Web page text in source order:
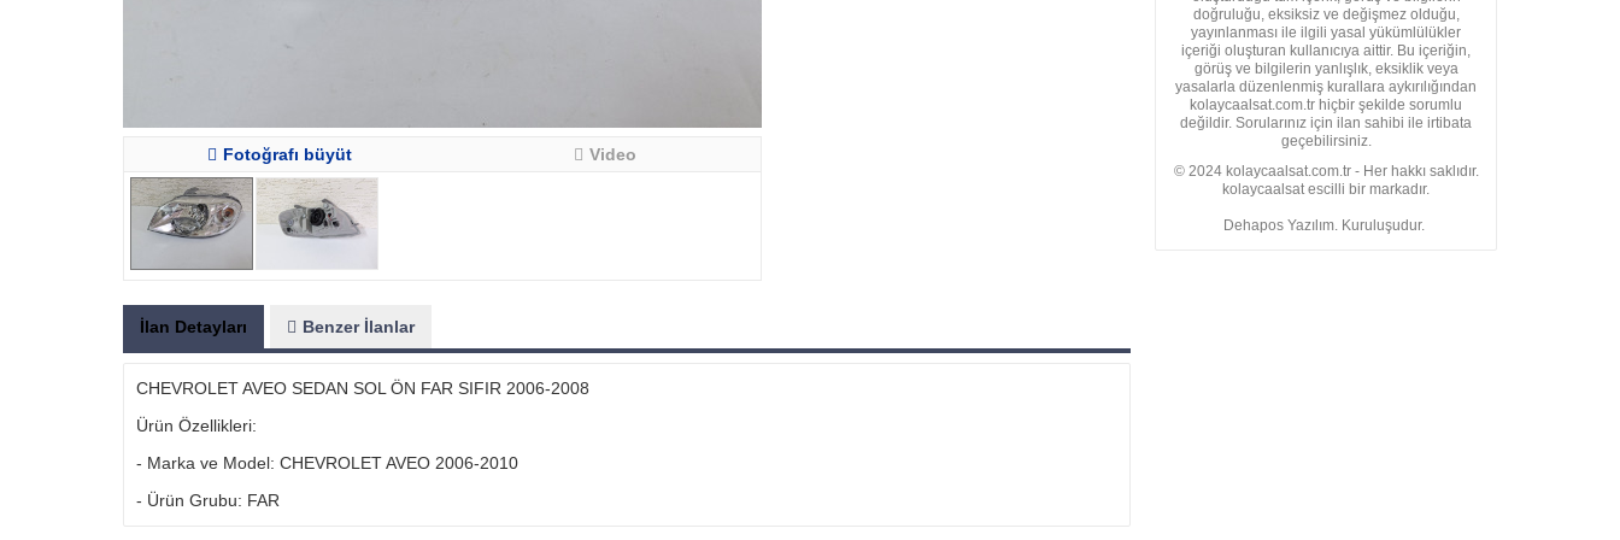
Fotoğrafı büyüt Video
İlan Detayları Benzer İlanlar
CHEVROLET AVEO SEDAN SOL ÖN FAR SIFIR 2006-2008
Ürün Özellikleri:
- Marka ve Model: CHEVROLET AVEO 2006-2010
- Ürün Grubu: FAR
doğruluğu, eksiksiz ve değişmez olduğu,
yayınlanması ile ilgili yasal yükümlülükler
içeriği oluşturan kullanıcıya aittir. Bu içeriğin,
görüş ve bilgilerin yanlışlık, eksiklik veya
yasalarla düzenlenmiş kurallara aykırılığından
kolaycaalsat.com.tr hiçbir şekilde sorumlu
değildir. Sorularınız için ilan sahibi ile irtibata
geçebilirsiniz.
© 2024 kolaycaalsat.com.tr - Her hakkı saklıdır.
kolaycaalsat escilli bir markadır.
Dehapos Yazılım. Kuruluşudur.